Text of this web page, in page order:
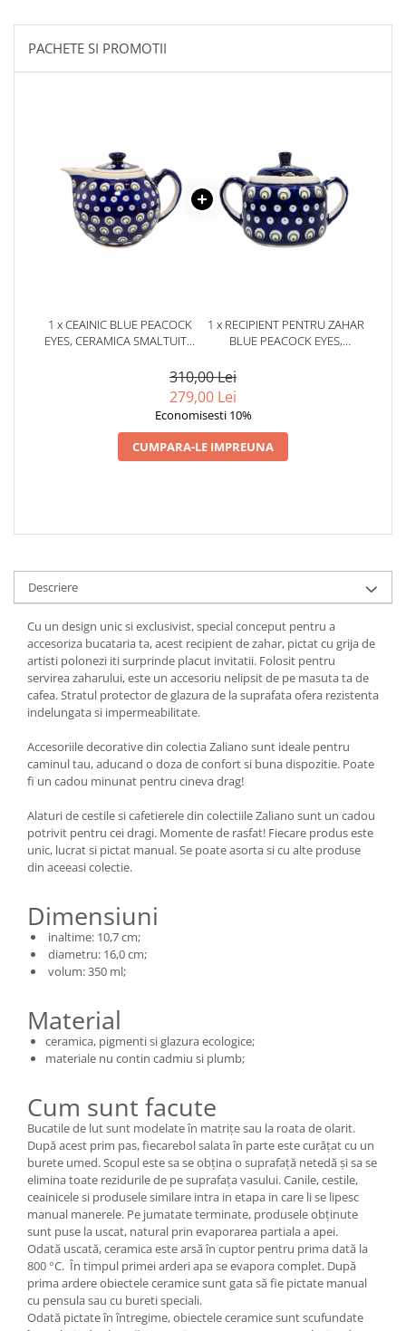
PACHETE SI PROMOTII
1 x CEAINIC BLUE PEACOCK
EYES, CERAMICA SMALTUITA,
1 x RECIPIENT PENTRU ZAHAR
BLUE PEACOCK EYES,
PICTAT MANUAL, 350 ML
310,00 Lei
279,00 Lei
Economisesti 10%
CUMPARA-LE IMPREUNA
Descriere
Cu un design unic si exclusivist, special conceput pentru a
accesoriza bucataria ta, acest recipient de zahar, pictat cu grija de
artisti polonezi iti surprinde placut invitatii. Folosit pentru
servirea zaharului, este un accesoriu nelipsit de pe masuta ta de
cafea. Stratul protector de glazura de la suprafata ofera rezistenta
indelungata si impermeabilitate.
Accesoriile decorative din colectia Zaliano sunt ideale pentru
caminul tau, aducand o doza de confort si buna dispozitie. Poate
fi un cadou minunat pentru cineva drag!
Alaturi de cestile si cafetierele din colectiile Zaliano sunt un cadou
potrivit pentru cei dragi. Momente de rasfat! Fiecare produs este
unic, lucrat si pictat manual. Se poate asorta si cu alte produse
din aceeasi colectie.
Dimensiuni
inaltime: 10,7 cm;
diametru: 16,0 cm;
volum: 350 ml;
Material
ceramica, pigmenti si glazura ecologice;
materiale nu contin cadmiu si plumb;
Cum sunt facute
Bucatile de lut sunt modelate în matrițe sau la roata de olarit.
După acest prim pas, fiecarebol salata în parte este curățat cu un
burete umed. Scopul este sa se obțina o suprafață netedă și sa se
elimina toate rezidurile de pe suprafața vasului. Canile, cestile,
ceainicele si produsele similare intra in etapa in care li se lipesc
manual manerele. Pe jumatate terminate, produsele obținute
sunt puse la uscat, natural prin evaporarea partiala a apei.
Odată uscată, ceramica este arsă în cuptor pentru prima dată la
800 °C. În timpul primei arderi apa se evapora complet. După
prima ardere obiectele ceramice sunt gata să fie pictate manual
cu pensula sau cu bureti speciali.
Odată pictate în întregime, obiectele ceramice sunt scufundate